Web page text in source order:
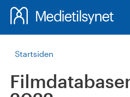
Startsiden